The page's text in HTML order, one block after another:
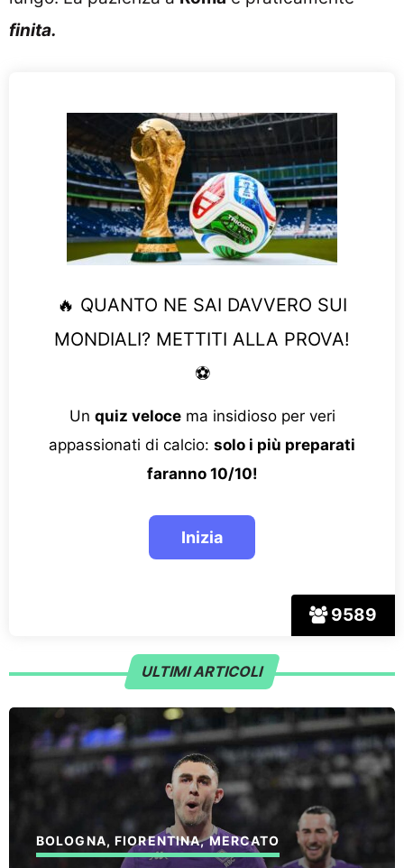
finita.
9589
🔥 QUANTO NE SAI DAVVERO SUI
MONDIALI? METTITI ALLA PROVA!
⚽
Un quiz velocema insidioso per veri
appassionati di calcio: solo i più preparati
faranno 10/10!
ULTIMI ARTICOLI
BOLOGNA,FIORENTINA,MERCATO